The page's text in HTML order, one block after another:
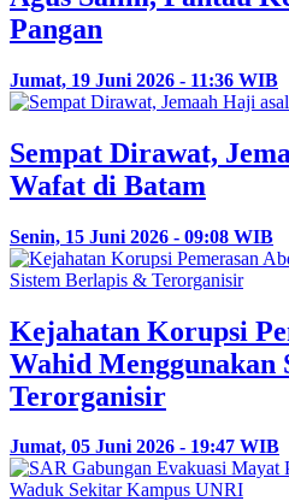
Pangan
Jumat, 19 Juni 2026 - 11:36 WIB
Sempat Dirawat,
Wafat di Batam
Senin, 15 Juni 2026 - 09:08 WIB
Kejahatan Korupsi
Wahid Menggunakan
Terorganisir
Jumat, 05 Juni 2026 - 19:47 WIB